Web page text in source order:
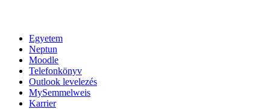
Egyetem
Neptun
Moodle
Telefonkönyv
Outlook levelezés
MySemmelweis
Karrier